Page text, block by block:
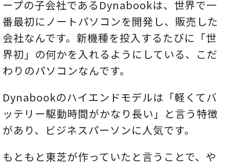
ープの子会社であるDynabookは、世界で一
番最初にノートパソコンを開発し、販売した
会社なんです。新機種を投入するたびに「世
界初」の何かを入れるようにしている、こだ
わりのパソコンなんです。
Dynabookのハイエンドモデルは「軽くてバ
ッテリー駆動時間がかなり長い」と言う特徴
があり、ビジネスパーソンに人気です。
もともと東芝が作っていたと言うことで、や